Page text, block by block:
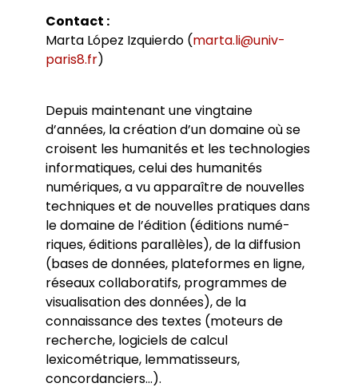
Contact :
Marta López Izquierdo (marta.li@univ-
paris8.fr)
Depuis maintenant une vingtaine
d’années, la création d’un domaine où se
croisent les humanités et les technologies
informatiques, celui des humanités
numériques, a vu apparaître de nouvelles
techniques et de nouvelles pratiques dans
le domaine de l’édition (éditions numé-
riques, éditions parallèles), de la diffusion
(bases de données, plateformes en ligne,
réseaux collaboratifs, programmes de
visualisation des données), de la
connaissance des textes (moteurs de
recherche, logiciels de calcul
lexicométrique, lemmatisseurs,
concordanciers...).